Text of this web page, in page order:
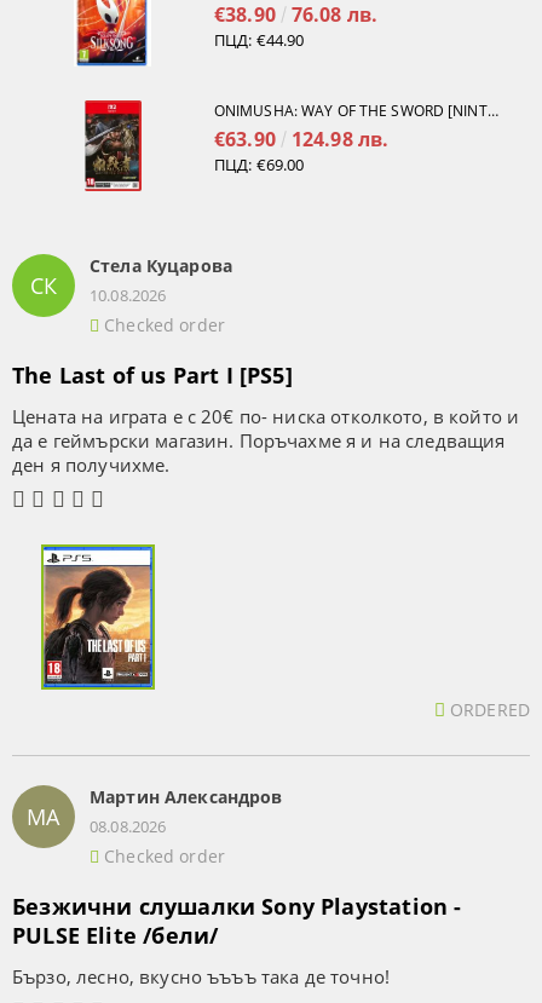
€38.90 76.08 лв.
ПЦД: €44.90
ONIMUSHA: WAY OF THE SWORD [NINTENDO SWITCH 2]
€63.90 124.98 лв.
ПЦД: €69.00
СК
Стела Куцарова
10.08.2026
Checked order
The Last of us Part I [PS5]
Цената на играта е с 20€ по- ниска отколкото, в който и
да е геймърски магазин. Поръчахме я и на следващия
ден я получихме.
ORDERED
МА
Мартин Александров
08.08.2026
Checked order
Безжични слушалки Sony Playstation -
PULSE Elite /бели/
Бързо, лесно, вкусно ъъъъ така де точно!